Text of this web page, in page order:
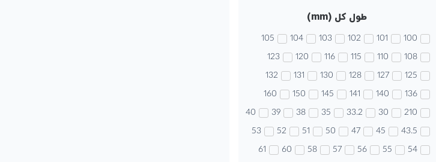
طول کل (mm)
100
101
102
103
104
105
108
110
115
116
120
123
125
127
128
130
131
132
136
140
141
145
150
160
210
30
33.2
35
38
39
40
43.5
45
47
50
51
52
53
54
55
56
57
58
60
61